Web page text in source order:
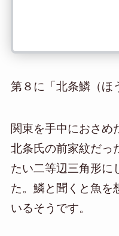
第８に「北条鱗（ほ
関東を手中におさめ
北条氏の前家紋だっ
たい二等辺三角形に
た。鱗と聞くと魚を
いるそうです。